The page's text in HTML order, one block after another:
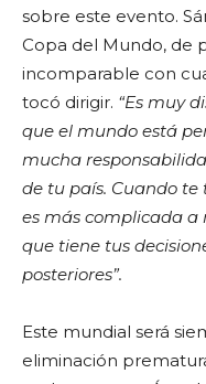
sobre este evento.
Copa del Mundo, de
incomparable con
tocó dirigir. “Es muy
que el mundo está
mucha
de tu país. Cuando te
es más complicada a
que tiene tus
posteriores”.
Este mundial será
eliminación